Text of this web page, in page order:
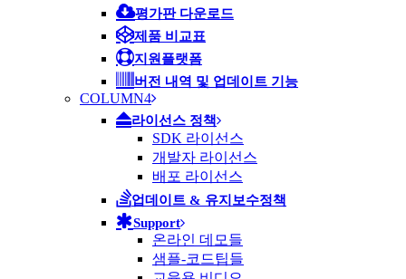
평가판 다운로드
제품 비교표
지원플랫폼
버전 내역 및 업데이트 기능
COLUMN4
라이선스 정책
SDK 라이선스
개발자 라이선스
배포 라이선스
업데이트 & 유지보수정책
Support
온라인 데모들
샘플-코드팁들